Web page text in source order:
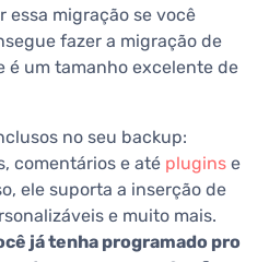
essa migração se você
fazer a migração de
é um tamanho excelente de
no seu backup:
comentários e até plugins e
ele suporta a inserção de
e muito mais.
já tenha programado pro